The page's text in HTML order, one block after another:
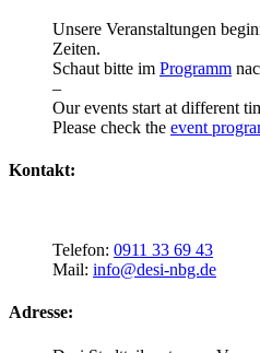
Unsere Veranstaltungen
Zeiten.
Schaut bitte im Programm
–
Our events start at different
Please check the event
Kontakt:
Telefon: 0911 33 69 43
Mail: info@desi-nbg.de
Adresse: